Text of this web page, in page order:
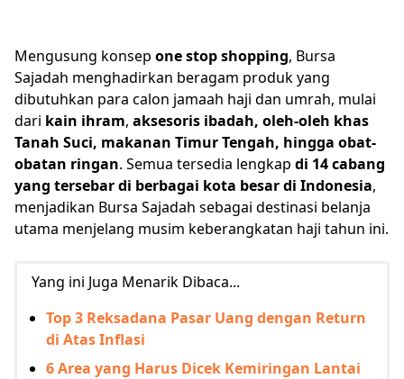
Mengusung konsep one stop shopping, Bursa
Sajadah menghadirkan beragam produk yang
dibutuhkan para calon jamaah haji dan umrah, mulai
dari kain ihram, aksesoris ibadah, oleh-oleh khas
Tanah Suci, makanan Timur Tengah, hingga obat-
obatan ringan. Semua tersedia lengkap di 14 cabang
yang tersebar di berbagai kota besar di Indonesia,
menjadikan Bursa Sajadah sebagai destinasi belanja
utama menjelang musim keberangkatan haji tahun ini.
Yang ini Juga Menarik Dibaca...
Top 3 Reksadana Pasar Uang dengan Return
di Atas Inflasi
6 Area yang Harus Dicek Kemiringan Lantai